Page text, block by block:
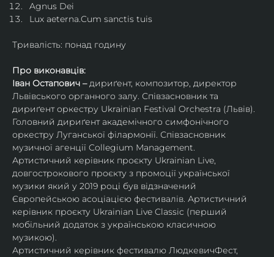
Agnus Dei
Lux aeterna.Cum sanctis tuis
Тривалість: понад годину
Про виконавців:
Іван Остапович – дириґент, композитор, директор
Львівського органного залу. Співзасновник та
дириґент оркестру Ukrainian Festival Orchestra (Львів).
Головний дириґент академічного симфонічного
оркестру Луганської філармонії. Співзасновник
музичної агенції Collegium Management.
Артистичний керівник проєкту Ukrainian Live,
довгострокового проєкту з промоції української
музики який у 2019 році був відзначений
Європейською асоціацією фестивалів. Артистичний
керівник проєкту Ukrainian Live Classic (перший
мобільний додаток з українською класичною
музикою).
Артистичний керівник фестивалю ЛюдкевичФест,